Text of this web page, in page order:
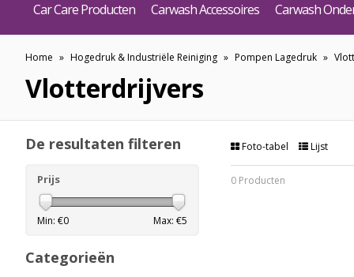
Car Care Producten Carwash Accessoires Carwash
Home » Hogedruk & Industriële Reiniging » Pompen Lagedruk »
Vlotterdrijvers
Foto-tabel Lijst
0 Producten
De resultaten filteren
Prijs
Min: €0 Max: €5
Categorieën